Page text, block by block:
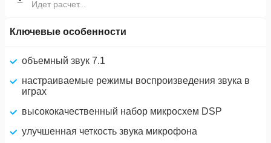
Идет расчет...
Ключевые особенности
объемный звук 7.1
настраиваемые режимы воспроизведения звука в
играх
высококачественный набор микросхем DSP
улучшенная четкость звука микрофона